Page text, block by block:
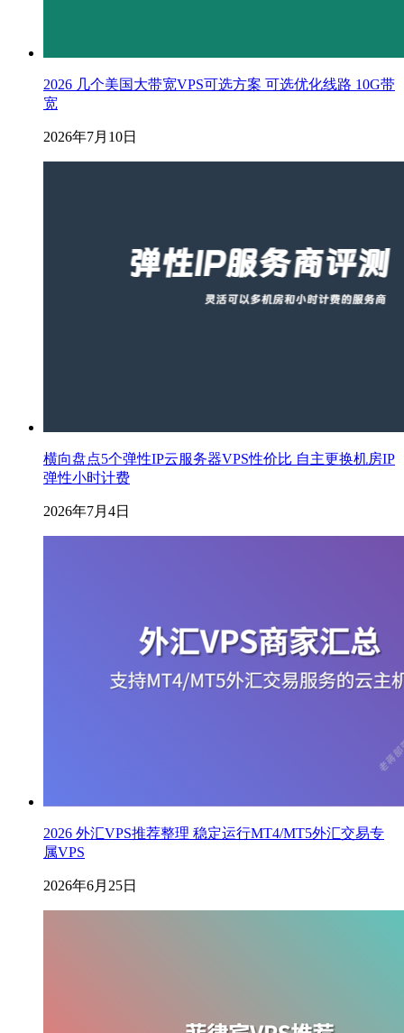
2026 几个美国大带宽VPS可选方案 可选优化线路 10G带
宽
2026年7月10日
横向盘点5个弹性IP云服务器VPS性价比 自主更换机房IP
弹性小时计费
2026年7月4日
2026 外汇VPS推荐整理 稳定运行MT4/MT5外汇交易专
属VPS
2026年6月25日